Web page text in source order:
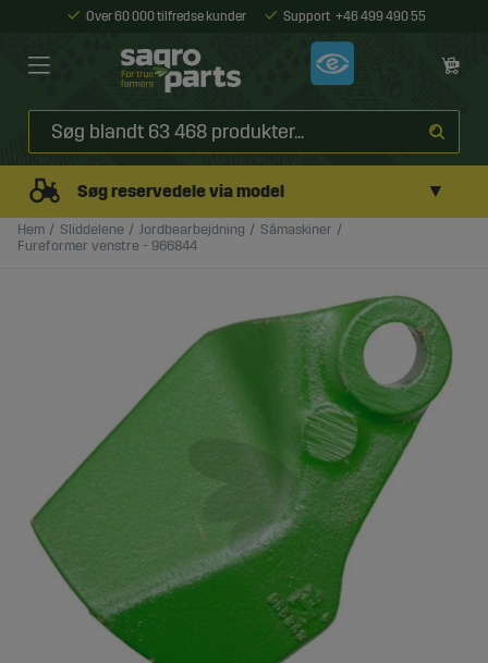
Over 60 000 tilfredse kunder Support +46 499 490 55
Søg reservedele via model ▼
Hem Sliddelene Jordbearbejdning
Såmaskiner
Fureformer venstre - 966844